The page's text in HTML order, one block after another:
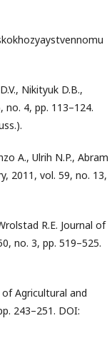
Nikityuk D.B.,
no. 4, pp. 113–124.
A., Ulrih N.P., Abram
2011, vol. 59, no. 13,
R.E. Journal of
no. 3, pp. 519–525.
of Agricultural and
243–251. DOI: